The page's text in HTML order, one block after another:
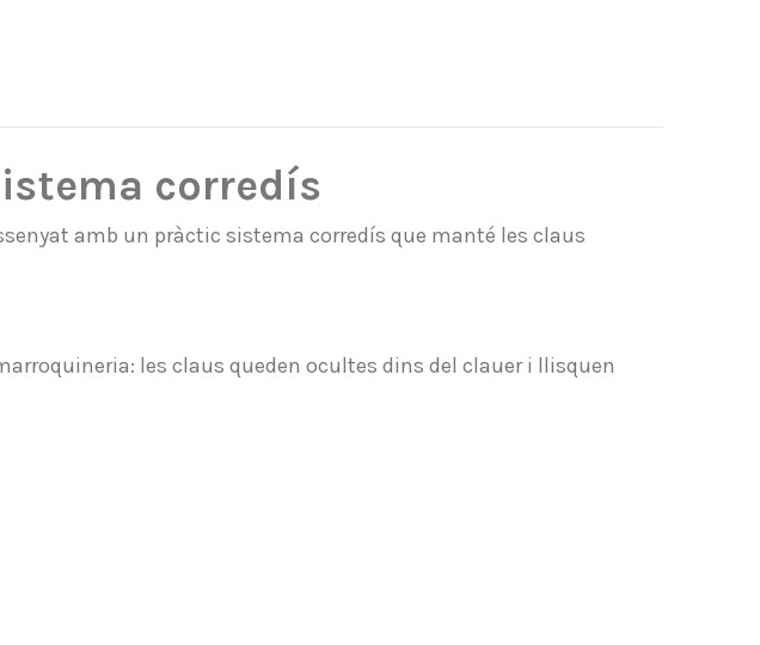
corredís
amb un pràctic sistema corredís que manté les claus
les claus queden ocultes dins del clauer i llisquen